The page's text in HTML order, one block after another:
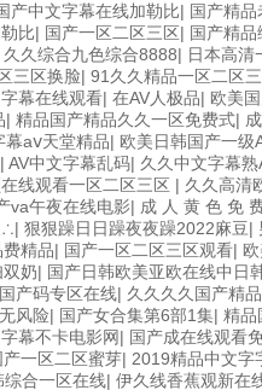
产中文字幕在线加勒比| 国产精
比| 国产一区二区三区| 国产精
久久综合九色综合8888| 日本高清
三区换脸| 91久久精品一区二区
幕在线观看| 在AV人极品| 欧美
| 精品国产精品久久一区免费式|
幕aⅴ天堂精品| 欧美日韩国产一级
| AV中文字幕乱码| 久久中文字幕熟
线观看一区二区三区 | 久久高清
va午夜在线电影| 成 人 黄 色 免
∴| 狠狠躁日日躁夜夜躁2022麻豆|
精品| 国产一区二区三区观看|
奶| 国产日韩欧美亚欧在线中日
产码专区在线| 久久久久国产精
风险| 国产女合集第6部1集| 精品
幕不卡电影网| 国产成在线观看
一区二区蜜芽| 2019精品中文字
综合一区在线| 伊久线香蕉观新在